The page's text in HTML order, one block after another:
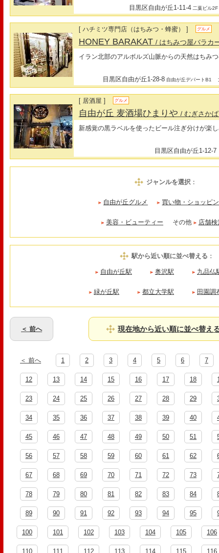
目黒区自由が丘1-11-4 二葉ビル2F
[ ハチミツ専門店（はちみつ・蜂蜜） ] グルメ
HONEY BARAKAT/ はちみつ屋バラカ
イラン北部のアルボルズ山脈からの天然はちみ
目黒区自由が丘1-28-8 自由が丘デパートB1
[ 居酒屋 ] グルメ
自由が丘 麦酒場ひまりや/ むぎさか
新感覚の黒ラベルを使ったビール注ぎ分けが楽
目黒区自由が丘1-12-7
ジャンルを選択：
自由が丘グルメ 買い物・ショッピ
美容・ビューティー その他 店舗
駅から近い順に並べ替える ：
自由が丘駅 奥沢駅 九品仏
緑が丘駅 都立大学駅 田園調
＜ 前へ 現在地から近い順に並べ替え
＜ 前へ 1 2 3 4 5 6 7
12 13 14 15 16 17 18
23 24 25 26 27 28 29
34 35 36 37 38 39 40
45 46 47 48 49 50 51
56 57 58 59 60 61 62
67 68 69 70 71 72 73
78 79 80 81 82 83 84
89 90 91 92 93 94 95
100 101 102 103 104 105 106
110 111 112 113 114 115 116